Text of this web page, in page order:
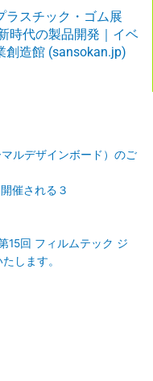
ラスチック・ゴム展
時代の製品開発｜イベ
創造館 (sansokan.jp)
ルデザインボード）のご
催される３
15回 フィルムテック ジ
します。